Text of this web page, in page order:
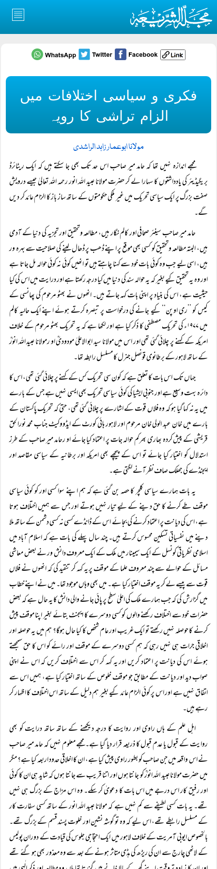
فکری و سیاسی اختلافات میں
الزام تراشی کا رویہ
مولانا ابوعمار زاہد الراشدی
مجھے اندازہ نہیں تھا کہ حامد میر صاحب اس حد تک بھی جا سکتے ہیں کہ ایک ریٹائرڈ
بریگیڈیئر کی یادداشتوں کا سہارا لے کر حضرت مولانا عبید اللہ انور رحمہ اللہ تعالیٰ جیسے درویش
صفت بزرگ پر ایک سیاسی تحریک میں غیر ملکی حکومتوں کے ساتھ ساز باز کا الزام عائد کر دیں
گے۔
حامد میر صاحب سینئر صحافی اور کالم نگار ہیں، مطالعہ وتحقیق اور تجزیہ کی دنیا کے آدمی
ہیں، البتہ مطالعہ وتحقیق کو کسی بھی موقع پر اپنے ڈھب پر ڈھال لینے کی صلاحیت سے بہرہ ور
ہیں، اسی لیے جب وہ کوئی بات خود سے کہنا چاہتے ہیں تو انھیں کوئی نہ کوئی حوالہ مل جاتا ہے
اور وہ یہ تحقیق کیے بغیر کہ یہ حوالہ سند کی دنیا میں کیا درجہ رکھتا ہے اور درایت میں اس کی کیا
حیثیت ہے، اس کی بنیاد پر اپنی بات کہہ جاتے ہیں۔ انھوں نے بھٹو مرحوم کی پھانسی کے
کیس کو ’’ری اوپن‘‘ کیے جانے کی درخواست پر تبصرہ کرتے ہوئے اپنے ایک حالیہ کالم
میں ۱۹۷۷ء کی تحریک مصطفی کا ذکر کیا ہے اور لکھا ہے کہ یہ تحریک بھٹو مرحوم کے خلاف
امریکہ کے کہنے پر چلائی گئی تھی اور اس میں مولانا سید ابو الاعلیٰ مودودیؒ او رمولانا عبید اللہ انورؒ
کے ساتھ لاہور کے برطانوی قونصل جنرل کا مسلسل رابطہ تھا۔
جہاں تک اس بات کا تعلق ہے کہ کون سی تحریک کس کے کہنے پر چلائی گئی تھی، اس کا
دائرہ بہت وسیع ہے اور جنوبی ایشیا کی کوئی سیاسی تحریک بھی ایسی نہیں ہے جس کے بارے
میں یہ نہ کہا گیا ہو کہ وہ فلاں قوت کے اشارے پر چلائی گئی تھی، حتیٰ کہ تحریک پاکستان کے
بارے میں خان عبد الولی خان مرحوم اور لاہور ہائی کورٹ کے ایڈووکیٹ جناب محمد نورالحق
قریشی کے پیش کردہ بھاری بھرکم حوالہ جات پر اعتماد کیا جائے او رحامد میر صاحب کے طرز
استدلال کو اختیار کیا جائے تو اس کے پیچھے بھی امریکہ اور برطانیہ کے سیاسی مقاصد اور
ایجنڈے کی جھلک صاف نظر آنے لگتی ہے۔
یہ بات ہمارے سیاسی کلچر کا حصہ بن گئی ہے کہ ہم اپنے سوا کسی اور کو کوئی سیاسی
موقف طے کرنے کا حق دینے کے لیے تیار نہیں ہوتے اور جس سے ہمیں اختلاف ہوتا
ہے، اس کی دیانت پر اعتماد کرنے کی بجائے اس کے ڈانڈے کسی نہ کسی دشمن کے ساتھ ملا
دینے میں نفسیاتی تسکین محسوس کرتے ہیں۔ چند سال پہلے کی بات ہے کہ اسلام آباد میں
اسلامی نظریاتی کونسل کے ایک سیمینار میں ملک کے ایک معروف دانش ور نے بعض معاشی
مسائل کے حوالے سے چند معروف علما کے موقف پر یہ کہہ کر تنقید کی کہ انھوں نے فلاں
قوت سے پیسے لے کر یہ موقف اختیار کیا ہے۔ میں بھی وہاں موجود تھا۔ میں نے اپنے خطاب
میں گزارش کی کہ جب ہمارے ملک کی اعلیٰ سطح پر پائی جانے والی دانش کا یہ حال ہے کہ بعض
حضرات خود سے اختلاف رکھنے والوں کو کسی دوسرے کا ایجنٹ بتائے بغیر اپنا موقف پیش
کرنے کا حوصلہ نہیں رکھتے تو ایک غریب اور عام شخص کا کیا حال ہوگا؟ ہم میں یہ حوصلہ اور
اخلاقی جرات ہی نہیں رہی کہ ہم کسی دوسرے کے موقف اور رائے کو اس کا حق سمجھتے
ہوئے اس کی دیانت پر اعتماد کریں اور یہ کہہ کر اس سے اختلاف کریں کہ اس نے اپنی
صواب دید اور دیانت کے مطابق جو موقف خلوص کے ساتھ اختیار کیا ہے، ہمیں اس سے
اتفاق نہیں ہے اور اس پر کوئی الزام عائد کیے بغیر ہم دلیل کے ساتھ اس اختلاف کا اظہار کر
رہے ہیں۔
اہل علم کے ہاں راوی اور روایت کا درجہ دیکھنے کے ساتھ ساتھ درایت کو بھی
روایت کے قبول یا عدم قبول کا ذریعہ قرار دیا گیا ہے۔ مجھے معلوم نہیں کہ حامد میر صاحب
نے اس واقعہ میں جن صاحب کو بطور راوی پیش کیا ہے، ان کا اخلاقی حدود اربعہ کیا ہے؟ مگر
میں حضرت مولانا عبید اللہ انورؒ کو جانتا ہوں اور اتنا قریب سے جانتا ہوں کہ شاید ہی ان کا کوئی
اور رفیق کار اس درجے میں اس بات کا دعویٰ کر سکے۔ وہ اس مزاج کے بزرگ ہی نہیں
تھے۔ یہ بات کسی لطیفے سے کم نہیں ہے کہ مولانا عبید اللہ انور کے ساتھ کسی سفارت کار
کے مسلسل رابطے تھے، اس لیے کہ وہ تو گوشہ نشین اور خلوت پسند قسم کے بزرگ تھے۔
بالخصوص ایوبی آمریت کے خلاف لاہور میں ایک احتجاجی جلوس کی قیادت کے دوران پولیس
کے لاٹھی چارج سے ان کی ریڑھ کی ہڈی متاثر ہونے کے بعد سے وہ معذور بھی ہو گئے تھے